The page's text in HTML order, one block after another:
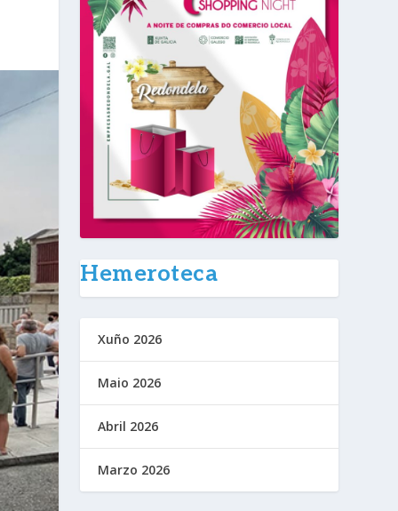
Hemeroteca
Xuño 2026
Maio 2026
Abril 2026
Marzo 2026